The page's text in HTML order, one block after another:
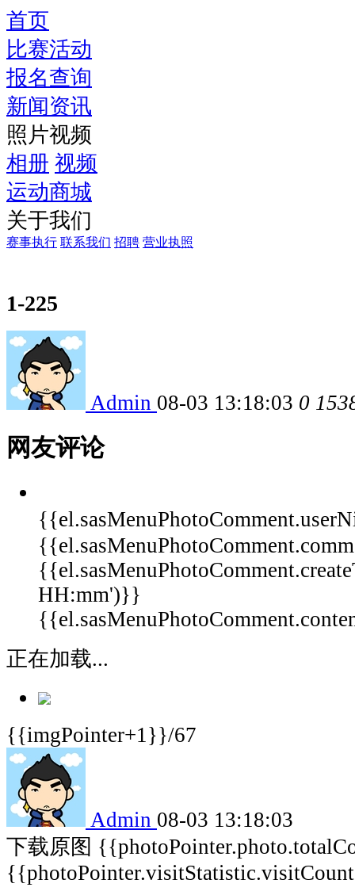
首页
比赛活动
报名查询
新闻资讯
照片视频
相册 视频
运动商城
关于我们
赛事执行 联系我们 招聘 营业执照
1-225
Admin 08-03 13:18:03 0
网友评论
HH:mm')}}
正在加载...
{{imgPointer+1}}/67
Admin 08-03 13:18:03
下载原图